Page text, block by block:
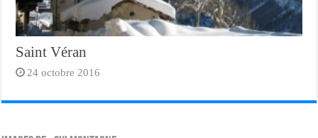
Saint Véran
24 octobre 2016